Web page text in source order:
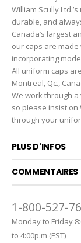
William Scully
durable, and
Canada’s largest
our caps are
incorporating
All uniform caps
Montreal, Qc.,
We work through
so please insist on
through your
PLUS D'INFOS
COMMENTAIRES
1-800-527-
Monday to Friday
to 4:00p.m (EST)